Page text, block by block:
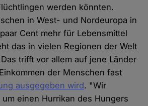
werden könnten.
in West- und Nordeuropa in
Cent mehr für Lebensmittel
das in vielen Regionen der Welt
trifft vor allem auf jene Länder
der Menschen fast
ausgegeben wird. "Wir
einen Hurrikan des Hungers